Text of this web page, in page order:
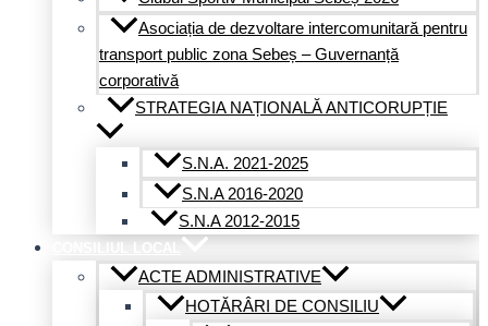
Asociația de dezvoltare intercomunitară pentru
transport public zona Sebeș – Guvernanță
corporativă
STRATEGIA NAȚIONALĂ ANTICORUPȚIE
S.N.A. 2021-2025
S.N.A 2016-2020
S.N.A 2012-2015
ACTE ADMINISTRATIVE
HOTĂRÂRI DE CONSILIU